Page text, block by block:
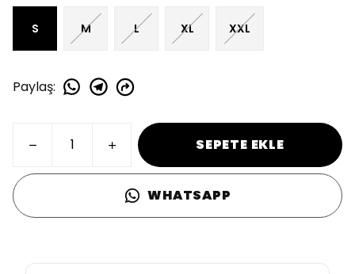
S M L XL XXL
Paylaş:
SEPETE EKLE
WHATSAPP